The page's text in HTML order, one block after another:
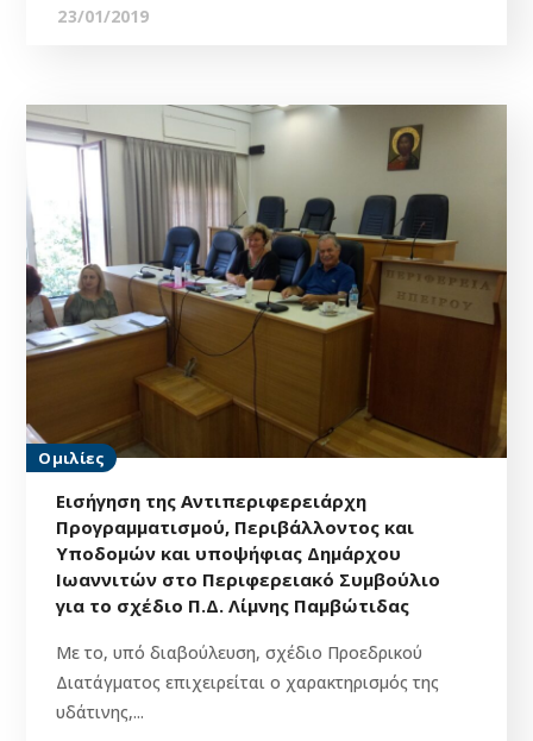
23/01/2019
Ομιλίες
Εισήγηση της Αντιπεριφερειάρχη
Προγραμματισμού, Περιβάλλοντος και
Υποδομών και υποψήφιας Δημάρχου
Ιωαννιτών στο Περιφερειακό Συμβούλιο
για το σχέδιο Π.Δ. Λίμνης Παμβώτιδας
Με το, υπό διαβούλευση, σχέδιο Προεδρικού
Διατάγματος επιχειρείται ο χαρακτηρισµός της
υδάτινης,...